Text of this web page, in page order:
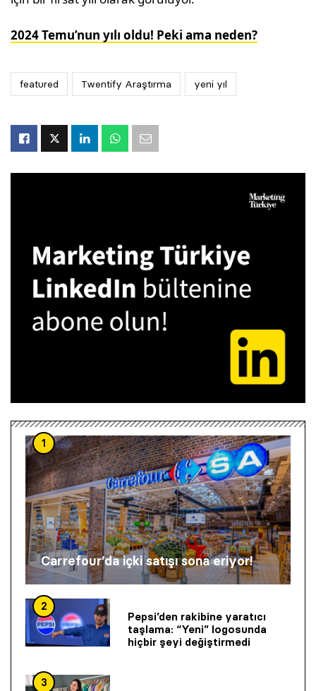
2024 Temu’nun yılı oldu! Peki ama neden?
featured Twentify Araştırma yeni yıl
1
Carrefour’da içki satışı sona eriyor!
2
Pepsi’den rakibine yaratıcı
taşlama: “Yeni” logosunda
hiçbir şeyi değiştirmedi
3